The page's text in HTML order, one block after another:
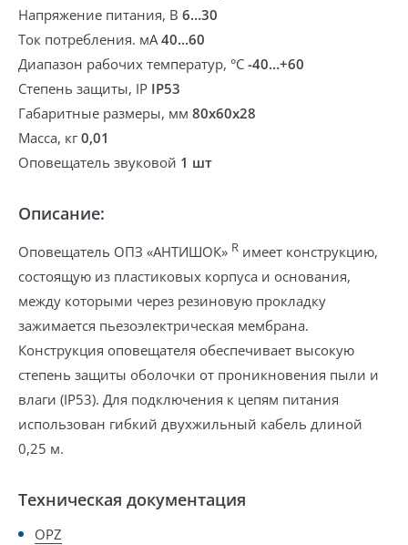
Напряжение питания, В 6…30
Ток потребления. мА40…60
Диапазон рабочих температур, °С -40…+60
Степень защиты, IP IP53
Габаритные размеры, мм 80x60x28
Масса, кг0,01
Оповещатель звуковой 1 шт
Описание:
Оповещатель ОПЗ «АНТИШОК» R имеет конструкцию,
состоящую из пластиковых корпуса и основания,
между которыми через резиновую прокладку
зажимается пьезоэлектрическая мембрана.
Конструкция оповещателя обеспечивает высокую
степень защиты оболочки от проникновения пыли и
влаги (IP53). Для подключения к цепям питания
использован гибкий двухжильный кабель длиной
0,25 м.
Техническая документация
OPZ